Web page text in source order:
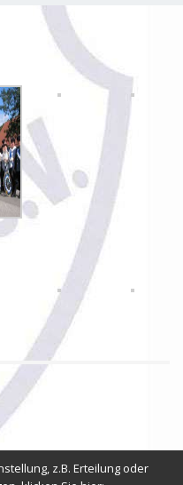
z.B. Erteilung oder